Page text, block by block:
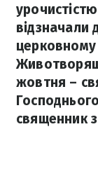
відзначали
церковному
жовтня –
священник